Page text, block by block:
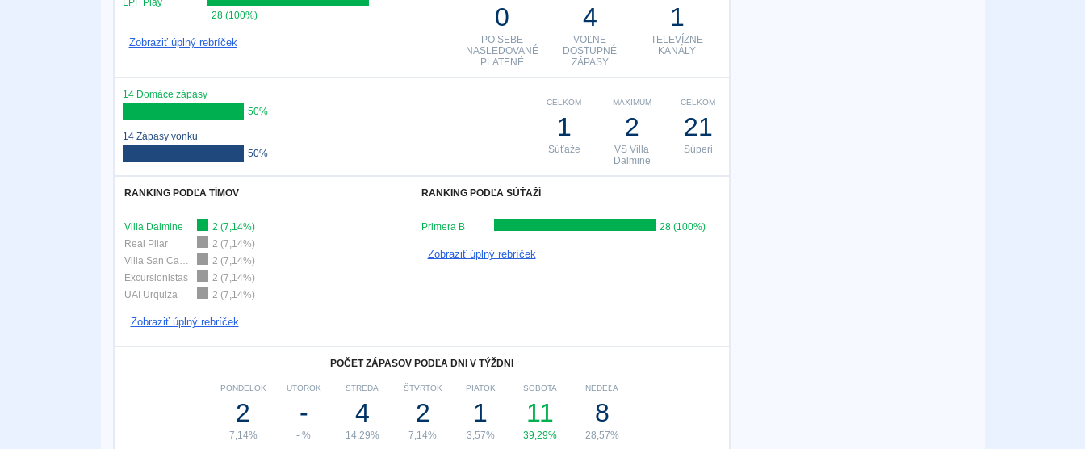
LPF Play
28 (100%)
Zobraziť úplný rebríček
1
TELEVÍZNE
KANÁLY
4
VOĽNE
DOSTUPNÉ
ZÁPASY
0
PO SEBE
NASLEDOVANÉ
PLATENÉ
14 Domáce zápasy
50%
14 Zápasy vonku
50%
CELKOM
21
Súperi
MAXIMUM
2
VS Villa
Dalmine
CELKOM
1
Súťaže
RANKING PODĽA TÍMOV
Villa Dalmine
2 (7,14%)
Real Pilar
2 (7,14%)
Villa San Carlos
2 (7,14%)
Excursionistas
2 (7,14%)
UAI Urquiza
2 (7,14%)
Zobraziť úplný rebríček
RANKING PODĽA SÚŤAŽÍ
Primera B 28 (100%)
Zobraziť úplný rebríček
POČET ZÁPASOV PODĽA DNI V TÝŽDNI
PONDELOK
2
7,14%
UTOROK
-
- %
STREDA
4
14,29%
ŠTVRTOK
2
7,14%
PIATOK
1
3,57%
SOBOTA
11
39,29%
NEDEĽA
8
28,57%